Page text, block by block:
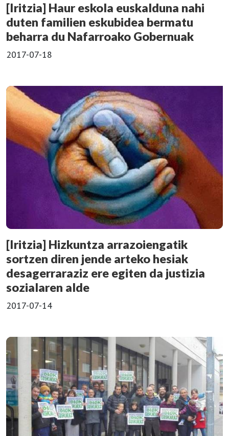
[Iritzia] Haur eskola euskalduna nahi
duten familien eskubidea bermatu
beharra du Nafarroako Gobernuak
2017-07-18
[Iritzia] Hizkuntza arrazoiengatik
sortzen diren jende arteko hesiak
desagerraraziz ere egiten da justizia
sozialaren alde
2017-07-14